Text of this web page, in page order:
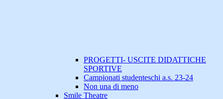
PROGETTI- USCITE DIDATTICHE
SPORTIVE
Campionati studenteschi a.s. 23-24
Non una di meno
Smile Theatre